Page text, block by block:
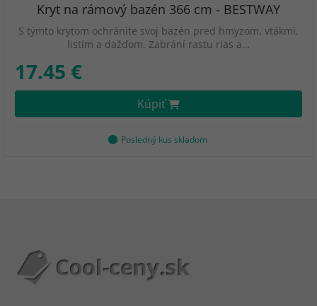
Kryt na rámový bazén 366 cm - BESTWAY
S týmto krytom ochránite svoj bazén pred hmyzom, vtákmi,
listím a dažďom. Zabrání rastu rias a…
17.45 €
Kúpiť
Posledný kus skladom